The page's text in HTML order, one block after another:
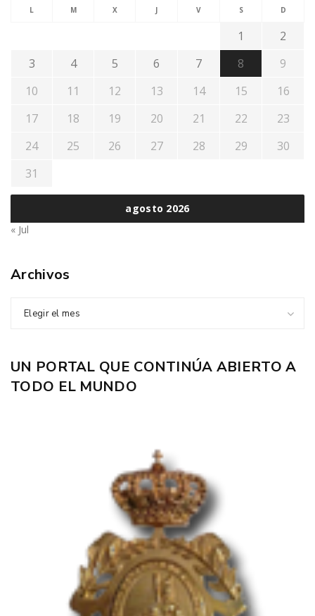
agosto 2026
L M X J V S D
1
2
3
4 5 6 7 8
9
10
11 12 13 14 15
16
17
18 19 20 21 22
23
24
25 26 27 28 29
30
31
« Jul
Archivos
Elegir el mes
UN PORTAL QUE CONTINÚA ABIERTO A
TODO EL MUNDO